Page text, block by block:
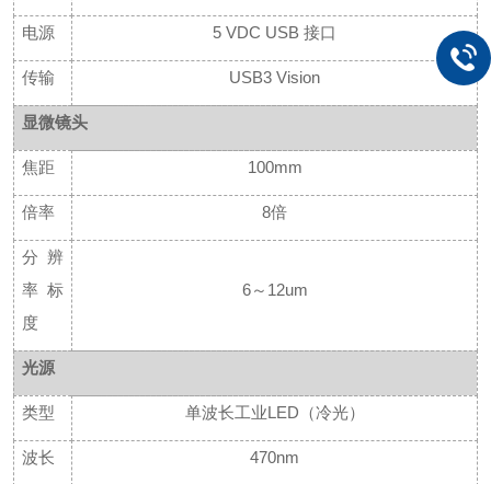
电源 5 VDC USB 接口
传输 USB3 Vision
显微镜头
焦距 100mm
倍率 8倍
分辨
率标
度
6～12um
光源
类型 单波长工业LED（冷光）
波长 470nm